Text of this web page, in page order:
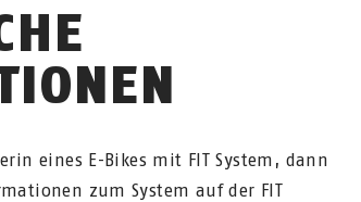
eines E-Bikes mit FIT System, dann
zum System auf der FIT